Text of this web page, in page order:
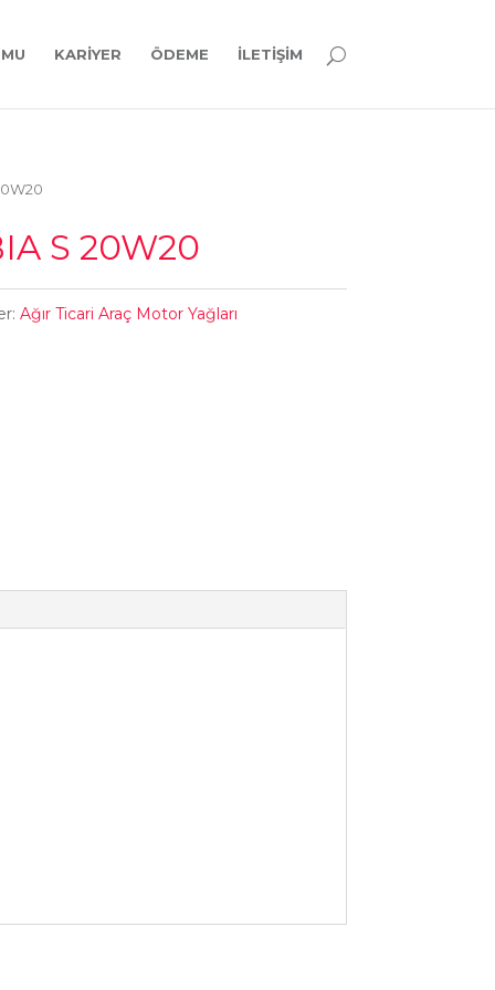
KARIYER ÖDEME İLETIŞIM
S 20W20
Ağır Ticari Araç Motor Yağları